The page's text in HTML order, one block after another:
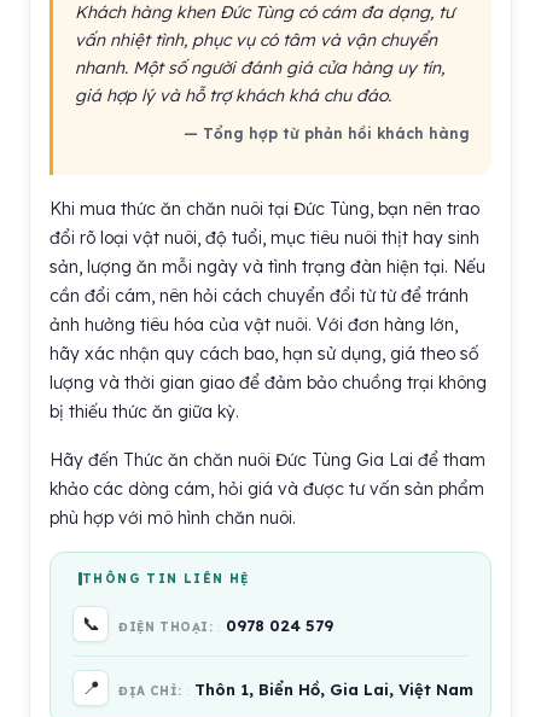
Khách hàng khen Đức Tùng có cám đa dạng, tư
vấn nhiệt tình, phục vụ có tâm và vận chuyển
nhanh. Một số người đánh giá cửa hàng uy tín,
giá hợp lý và hỗ trợ khách khá chu đáo.
— Tổng hợp từ phản hồi khách hàng
Khi mua thức ăn chăn nuôi tại Đức Tùng, bạn nên trao
đổi rõ loại vật nuôi, độ tuổi, mục tiêu nuôi thịt hay sinh
sản, lượng ăn mỗi ngày và tình trạng đàn hiện tại. Nếu
cần đổi cám, nên hỏi cách chuyển đổi từ từ để tránh
ảnh hưởng tiêu hóa của vật nuôi. Với đơn hàng lớn,
hãy xác nhận quy cách bao, hạn sử dụng, giá theo số
lượng và thời gian giao để đảm bảo chuồng trại không
bị thiếu thức ăn giữa kỳ.
Hãy đến Thức ăn chăn nuôi Đức Tùng Gia Lai để tham
khảo các dòng cám, hỏi giá và được tư vấn sản phẩm
phù hợp với mô hình chăn nuôi.
THÔNG TIN LIÊN HỆ
📞 ĐIỆN THOẠI: 0978 024 579
📍 ĐỊA CHỈ: Thôn 1, Biển Hồ, Gia Lai, Việt Nam